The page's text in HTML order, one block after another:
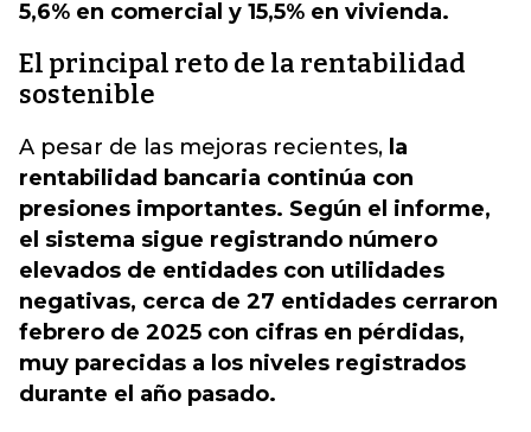
5,6% en comercial y 15,5% en vivienda.
El principal reto de la rentabilidad
sostenible
A pesar de las mejoras recientes, la
rentabilidad bancaria continúa con
presiones importantes. Según el informe,
el sistema sigue registrando número
elevados de entidades con utilidades
negativas, cerca de 27 entidades cerraron
febrero de 2025 con cifras en pérdidas,
muy parecidas a los niveles registrados
durante el año pasado.